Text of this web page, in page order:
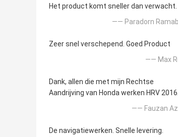
Het product komt sneller dan verwacht.
—— Paradorn
Zeer snel verschepend. Goed Product
—— Max
Dank, allen die met mijn Rechtse
Aandrijving van Honda werken HRV 2016.
—— Fauzan
De navigatiewerken. Snelle levering.